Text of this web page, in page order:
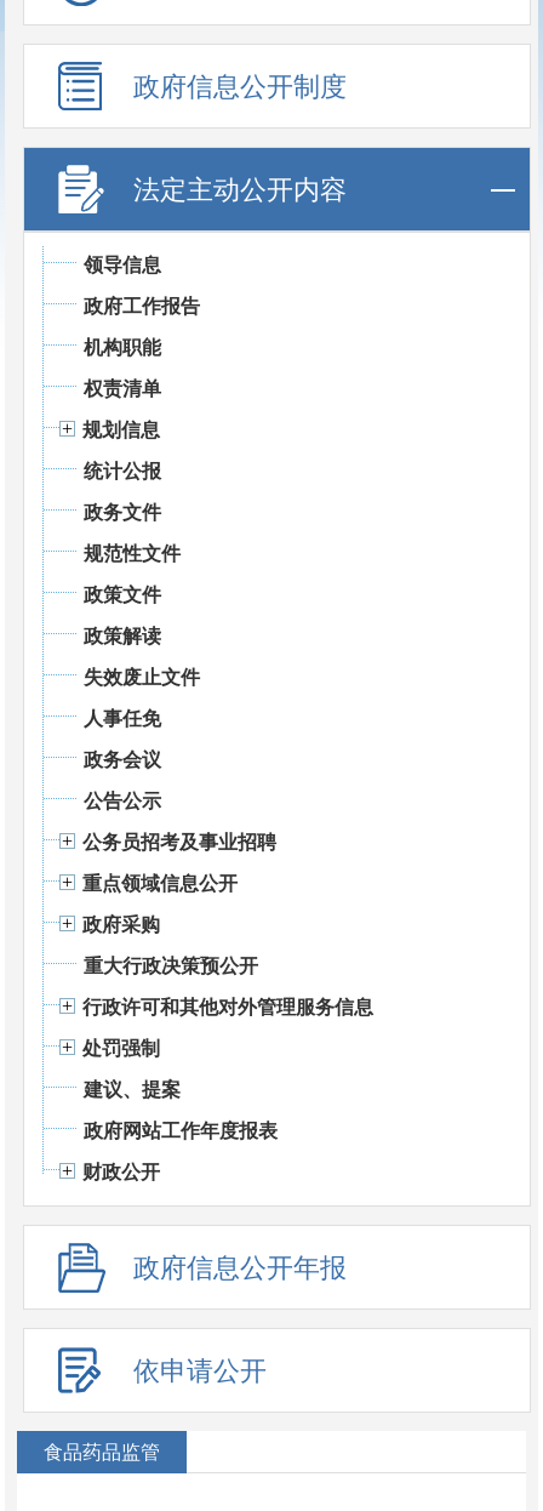
政府信息公开制度
法定主动公开内容
领导信息
政府工作报告
机构职能
权责清单
规划信息
统计公报
政务文件
规范性文件
政策文件
政策解读
失效废止文件
人事任免
政务会议
公告公示
公务员招考及事业招聘
重点领域信息公开
政府采购
重大行政决策预公开
行政许可和其他对外管理服务信息
处罚强制
建议、提案
政府网站工作年度报表
财政公开
政府信息公开年报
依申请公开
食品药品监管